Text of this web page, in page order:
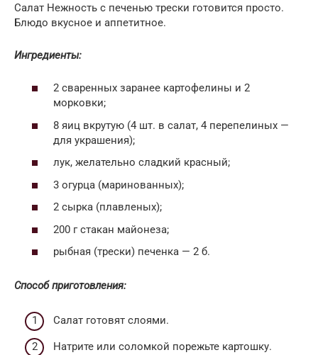
Салат Нежность с печенью трески готовится просто.
Блюдо вкусное и аппетитное.
Ингредиенты:
2 сваренных заранее картофелины и 2
морковки;
8 яиц вкрутую (4 шт. в салат, 4 перепелиных —
для украшения);
лук, желательно сладкий красный;
3 огурца (маринованных);
2 сырка (плавленых);
200 г стакан майонеза;
рыбная (трески) печенка — 2 б.
Способ приготовления:
Салат готовят слоями.
Натрите или соломкой порежьте картошку.